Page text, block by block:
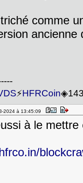
comme
ancienne
⚡HFRCoin
2024 à 13:45:09
à le mettre